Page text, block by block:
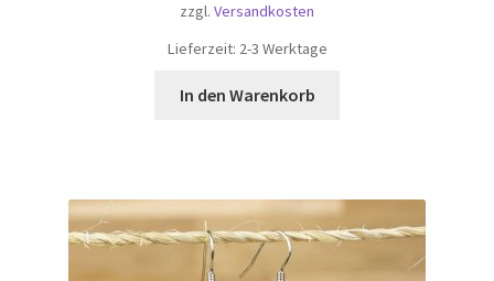
zzgl. Versandkosten
Lieferzeit: 2-3 Werktage
In den Warenkorb